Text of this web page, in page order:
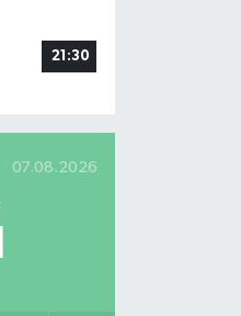
21:30
07.08.2026